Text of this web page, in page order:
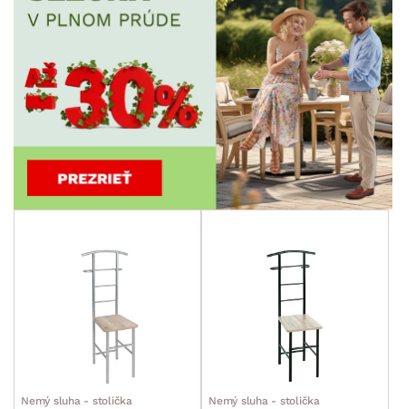
Nemý sluha - stolička Nemý sluha - stolička